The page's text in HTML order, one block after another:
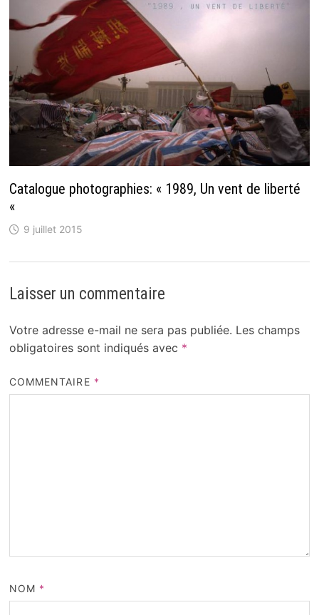
Catalogue photographies: « 1989, Un vent de liberté
«
9 juillet 2015
Laisser un commentaire
Votre adresse e-mail ne sera pas publiée. Les champs
obligatoires sont indiqués avec *
COMMENTAIRE *
NOM *